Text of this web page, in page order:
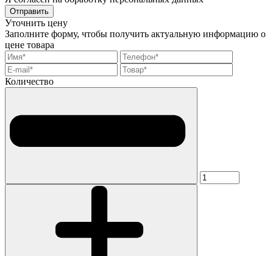
Отправить
Уточнить цену
Заполните форму, чтобы получить актуальную информацию о
цене товара
Количество